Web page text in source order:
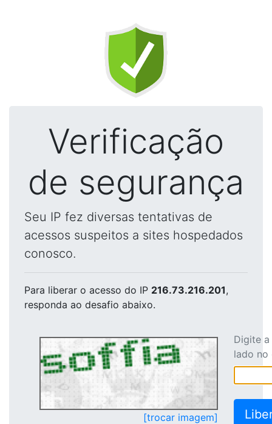
Verificação
de segurança
Seu IP fez diversas tentativas de
acessos suspeitos a sites hospedados
conosco.
Para liberar o acesso do IP 216.73.216.201,
responda ao desafio abaixo.
[trocar imagem]
Digite
lado no